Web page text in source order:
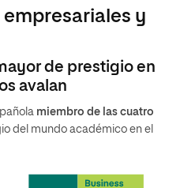
y
de prestigio en
avalan
miembro de las cuatro
del mundo académico en el